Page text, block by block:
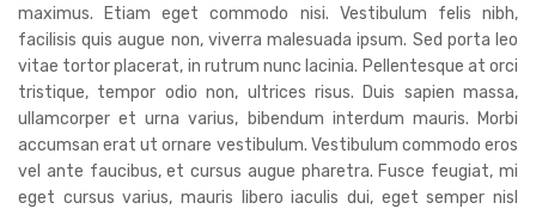
maximus. Etiam eget commodo nisi. Vestibulum felis nibh,
facilisis quis augue non, viverra malesuada ipsum. Sed porta leo
vitae tortor placerat, in rutrum nunc lacinia. Pellentesque at orci
tristique, tempor odio non, ultrices risus. Duis sapien massa,
ullamcorper et urna varius, bibendum interdum mauris. Morbi
accumsan erat ut ornare vestibulum. Vestibulum commodo eros
vel ante faucibus, et cursus augue pharetra. Fusce feugiat, mi
eget cursus varius, mauris libero iaculis dui, eget semper nisl